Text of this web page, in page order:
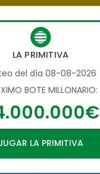
LA PRIMITIVA
del día 08-08-2026
BOTE MILLONARIO:
LA PRIMITIVA